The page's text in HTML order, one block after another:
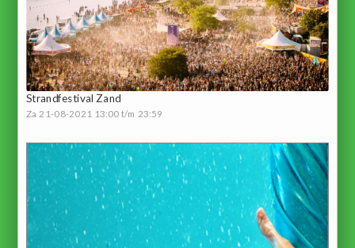
Strandfestival Zand
Za 21-08-2021 13:00 t/m 23:59